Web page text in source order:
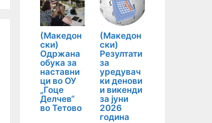
(Македон
ски)
Одржана
обука за
наставни
ци во ОУ
„Гоце
Делчев“
во Тетово
(Македон
ски)
Резултати
за
уредувач
ки денови
и викенди
за јуни
2026
година